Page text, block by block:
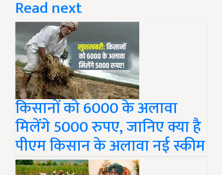
Read next
किसानों को 6000 के अलावा
मिलेंगे 5000 रुपए, जानिए क्या है
पीएम किसान के अलावा नई स्कीम